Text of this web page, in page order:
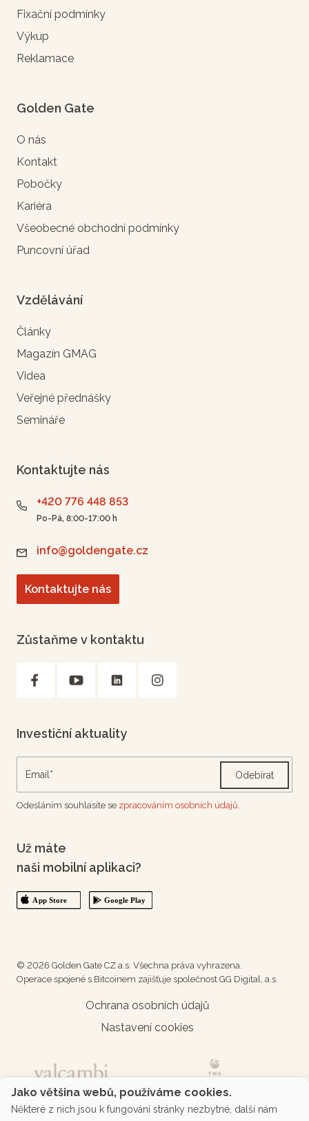
Fixační podmínky
Výkup
Reklamace
Golden Gate
O nás
Kontakt
Pobočky
Kariéra
Všeobecné obchodní podmínky
Puncovní úřad
Vzdělávání
Články
Magazín GMAG
Videa
Veřejné přednášky
Semináře
Kontaktujte nás
+420 776 448 853
Po-Pá, 8:00-17:00 h
info@goldengate.cz
Kontaktujte nás
Zůstaňme v kontaktu
Investiční aktuality
Odebírat
Odesláním souhlasíte se zpracováním osobních údajů.
Už máte
naši mobilní aplikaci?
© 2026 Golden Gate CZ a.s. Všechna práva vyhrazena.
Operace spojené s Bitcoinem zajišťuje společnost GG Digital, a.s.
Ochrana osobních údajů
Nastavení cookies
Jako většina webů, používáme cookies.
Některé z nich jsou k fungování stránky nezbytné, další nám